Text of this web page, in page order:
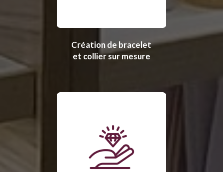
Création de bracelet
et collier sur mesure